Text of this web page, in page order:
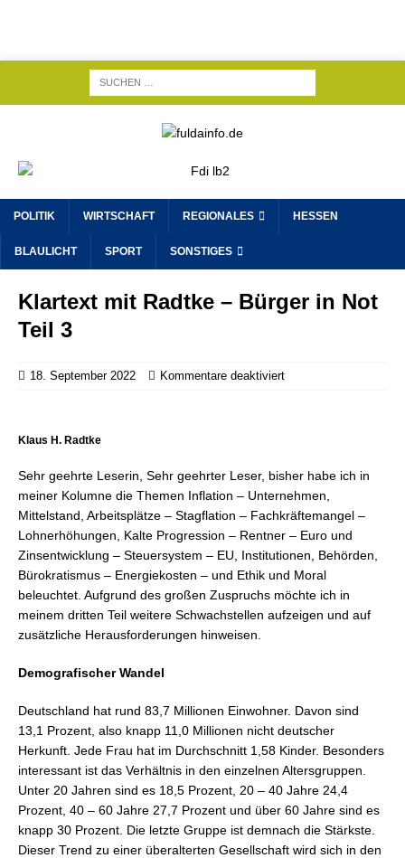
POLITIK WIRTSCHAFT REGIONALES HESSEN
BLAULICHT SPORT SONSTIGES
Klartext mit Radtke – Bürger in Not
Teil 3
18. September 2022 Kommentare deaktiviert
Klaus H. Radtke
Sehr geehrte Leserin, Sehr geehrter Leser, bisher habe ich in
meiner Kolumne die Themen Inflation – Unternehmen,
Mittelstand, Arbeitsplätze – Stagflation – Fachkräftemangel –
Lohnerhöhungen, Kalte Progression – Rentner – Euro und
Zinsentwicklung – Steuersystem – EU, Institutionen, Behörden,
Bürokratismus – Energiekosten – und Ethik und Moral
beleuchtet. Aufgrund des großen Zuspruchs möchte ich in
meinem dritten Teil weitere Schwachstellen aufzeigen und auf
zusätzliche Herausforderungen hinweisen.
Demografischer Wandel
Deutschland hat rund 83,7 Millionen Einwohner. Davon sind
13,1 Prozent, also knapp 11,0 Millionen nicht deutscher
Herkunft. Jede Frau hat im Durchschnitt 1,58 Kinder. Besonders
interessant ist das Verhältnis in den einzelnen Altersgruppen.
Unter 20 Jahren sind es 18,5 Prozent, 20 – 40 Jahre 24,4
Prozent, 40 – 60 Jahre 27,7 Prozent und über 60 Jahre sind es
knapp 30 Prozent. Die letzte Gruppe ist demnach die Stärkste.
Dieser Trend zu einer überalterten Gesellschaft wird sich in den